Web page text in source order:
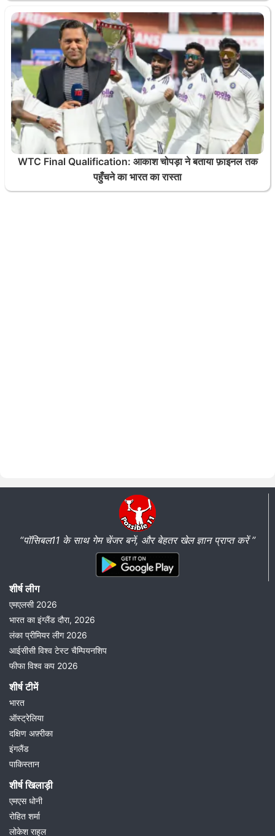
WTC Final Qualification: आकाश चोपड़ा ने बताया फ़ाइनल तक
पहुँचने का भारत का रास्ता
“पॉसिबल11 के साथ गेम चेंजर बनें, और बेहतर खेल ज्ञान प्राप्त करें ”
शीर्ष लीग
एमएलसी 2026
भारत का इंग्लैंड दौरा, 2026
लंका प्रीमियर लीग 2026
आईसीसी विश्व टेस्ट चैम्पियनशिप
फीफा विश्व कप 2026
शीर्ष टीमें
भारत
ऑस्ट्रेलिया
दक्षिण अफ़्रीका
इंगलैंड
पाकिस्तान
शीर्ष खिलाड़ी
एमएस धोनी
रोहित शर्मा
लोकेश राहुल